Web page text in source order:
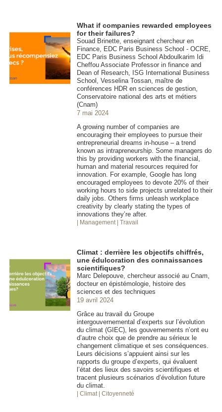
What if companies rewarded employees
for their failures?
Souad Brinette, enseignant chercheur en
Finance, EDC Paris Business School - OCRE,
EDC Paris Business School Abdoulkarim Idi
Cheffou Associate Professor in finance and
Dean of Research, ISG International Business
School, Vesselina Tossan, maître de
conférences HDR en sciences de gestion,
Conservatoire national des arts et métiers
(Cnam)
7 mai 2024
A growing number of companies are
encouraging their employees to pursue their
entrepreneurial dreams in-house – a trend
known as intrapreneurship. Some managers do
this by providing workers with the financial,
human and material resources required for
innovation. For example, Google has long
encouraged employees to devote 20% of their
working hours to side projects unrelated to their
daily jobs. Others firms unleash workplace
creativity by clearly stating the types of
innovations they’re after.
| Management | Travail
Climat : derrière les objectifs chiffrés,
une édulcoration des connaissances
scientifiques?
Marc Delepouve, chercheur associé au Cnam,
docteur en épistémologie, histoire des
sciences et des techniques
19 avril 2024
Grâce au travail du Groupe
intergouvernemental d’experts sur l’évolution
du climat (GIEC), les gouvernements n’ont eu
d’autre choix que de prendre au sérieux le
changement climatique et ses conséquences.
Leurs décisions s’appuient ainsi sur les
rapports du groupe d’experts, qui évaluent
l’état des lieux des savoirs scientifiques et
tracent plusieurs scénarios d’évolution future
du climat.
| Climat | Citoyenneté